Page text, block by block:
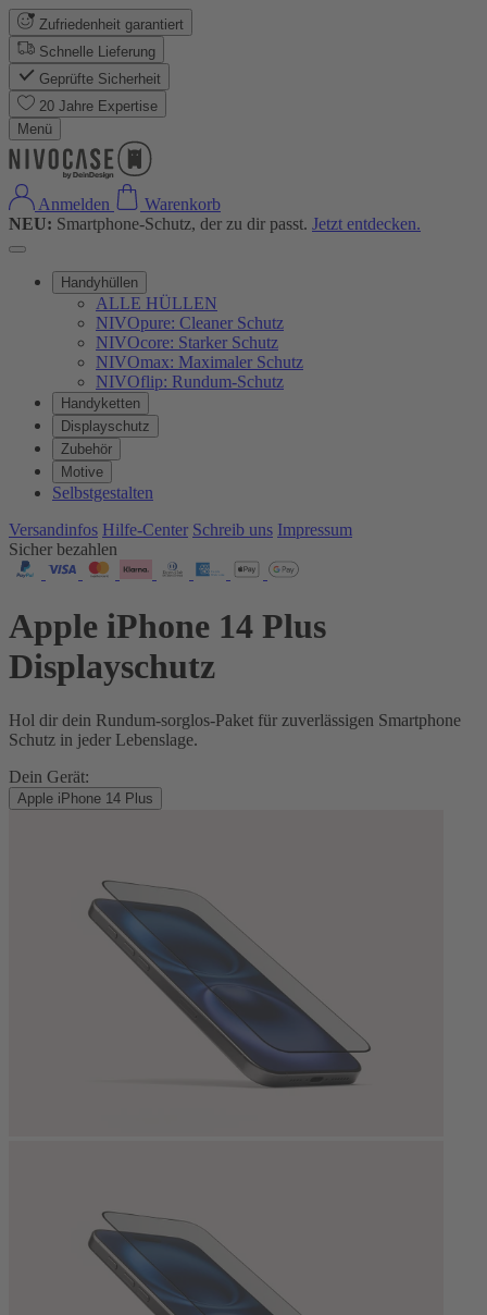
Zufriedenheit garantiert
Schnelle Lieferung
Geprüfte Sicherheit
20 Jahre Expertise
Menü
Anmelden
Warenkorb
NEU: Smartphone-Schutz, der zu dir passt. Jetzt entdecken.
Handyhüllen
ALLE HÜLLEN
NIVOpure: Cleaner Schutz
NIVOcore: Starker Schutz
NIVOmax: Maximaler Schutz
NIVOflip: Rundum-Schutz
Handyketten
Displayschutz
Zubehör
Motive
Selbstgestalten
Versandinfos Hilfe-Center Schreib uns Impressum
Sicher bezahlen
Apple iPhone 14 Plus
Displayschutz
Hol dir dein Rundum-sorglos-Paket für zuverlässigen Smartphone
Schutz in jeder Lebenslage.
Dein Gerät:
Apple iPhone 14 Plus